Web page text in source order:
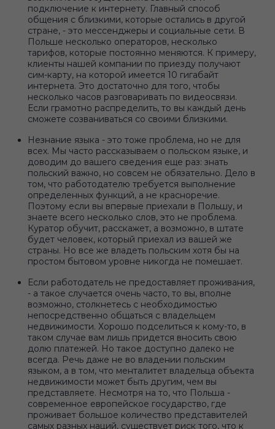
подключение к интернету. Главный способ
общения с близкими, которые остались в другой
стране, - это мессенджеры и социальные сети. В
Польше несколько операторов, несколько
тарифов, которые постоянно меняются. К примеру,
клиенты нашей компании по приезду получают
сим-карту, на которой имеется 10 гигабайт
интернета. Это достаточно для того, чтобы
несколько часов разговаривать по видеосвязи.
Если грамотно распределить, то вы каждый день
сможете созваниваться со своими близкими.
Незнание языка - это тоже проблема, но не для
всех. Мы часто рассказываем о польском языке, и
доводим до вашего сведения еще раз: знать
польский важно, но совсем не обязательно. Дело в
том, что работодателю требуется выполнение
определенных функций, а не красноречие.
Поэтому если вы впервые приехали в Польшу, и
знаете всего несколько слов, это не проблема.
Куратор обучит, расскажет, а возможно, в штате
будет человек, который приехал из вашей же
страны. Но все же владеть польским хотя бы на
простом бытовом уровне никогда не помешает.
Если работодатель не предоставляет проживания,
- а такое случается очень часто, то вы, вполне
возможно, столкнетесь с необходимостью
непосредственно общаться с владельцем
недвижимости. Хорошо подселиться к кому-то, в
таком случае вам лишь придется вносить свою
долю платежей. Но такое доступно далеко не
всегда. Речь даже не во владении польским
языком, а в том, что менталитет владельца объекта
недвижимости может быть другим, чем вы
представляете. Несмотря на то, что Польша -
современное европейское государство, где
проживает большое количество представителей
самых разных наций, существует риск того, что к